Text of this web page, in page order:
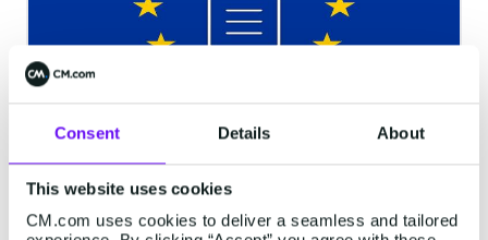
Consent Details About
This website uses cookies
CM.com uses cookies to deliver a seamless and tailored
DSGVO: IT-Sicherheit und
Datenschutz bei CM
Das Jahr 2018 bringt uns einige wichtige